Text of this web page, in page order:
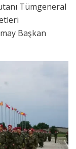
Tümgeneral
Başkan